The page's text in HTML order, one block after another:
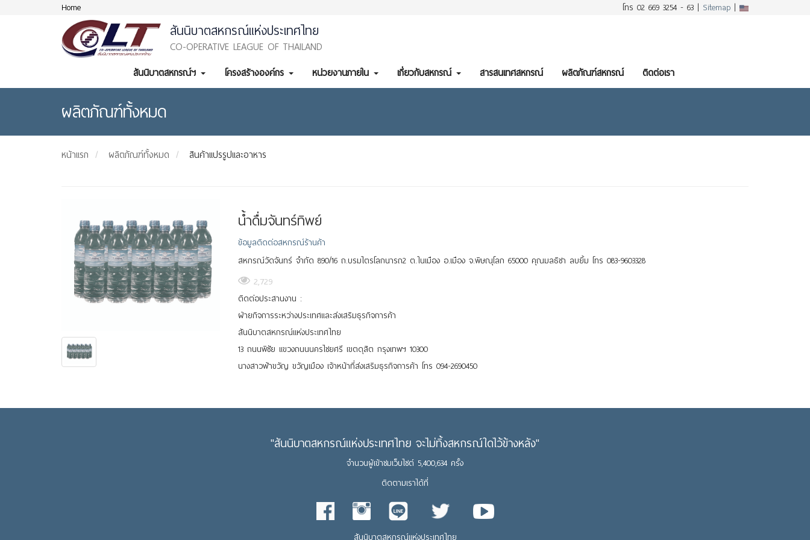
Home โทร 02 669 3254 - 63 | Sitemap |
สันนิบาตสหกรณ์แห่งประเทศไทย
CO-OPERATIVE LEAGUE OF THAILAND
สันนิบาตสหกรณ์ฯ โครงสร้างองค์กร หน่วยงานภายใน เกี่ยวกับสหกรณ์ สารสนเทศสหกรณ์ ผลิตภัณฑ์สหกรณ์ ติดต่อเรา
ผลิตภัณฑ์ทั้งหมด
หน้าแรก ผลิตภัณฑ์ทั้งหมด สินค้าแปรรูปและอาหาร
น้ำดื่มจันทร์ทิพย์
ข้อมูลติดต่อสหกรณ์ร้านค้า
สหกรณ์วัดจันทร์ จำกัด 890/16 ถ.บรมไตรโลกนารถ2 ต.ในเมือง อ.เมือง จ.พิษณุโลก 65000 คุณมลธิชา ลบยิ้ม โทร 083-9603328
2,729
ติดต่อประสานงาน :
ฝ่ายกิจการระหว่างประเทศและส่งเสริมธุรกิจการค้า
สันนิบาตสหกรณ์แห่งประเทศไทย
13 ถนนพิชัย แขวงถนนนครไชยศรี เขตดุสิต กรุงเทพฯ 10300
นางสาวฟ้าขวัญ ขวัญเมือง เจ้าหน้าที่ส่งเสริมธุรกิจการค้า โทร 094-2690450
"สันนิบาตสหกรณ์แห่งประเทศไทย จะไม่ทิ้งสหกรณ์ใดไว้ข้างหลัง"
จำนวนผู้เข้าชมเว็บไซต์ 5,400,634 ครั้ง
ติดตามเราได้ที่